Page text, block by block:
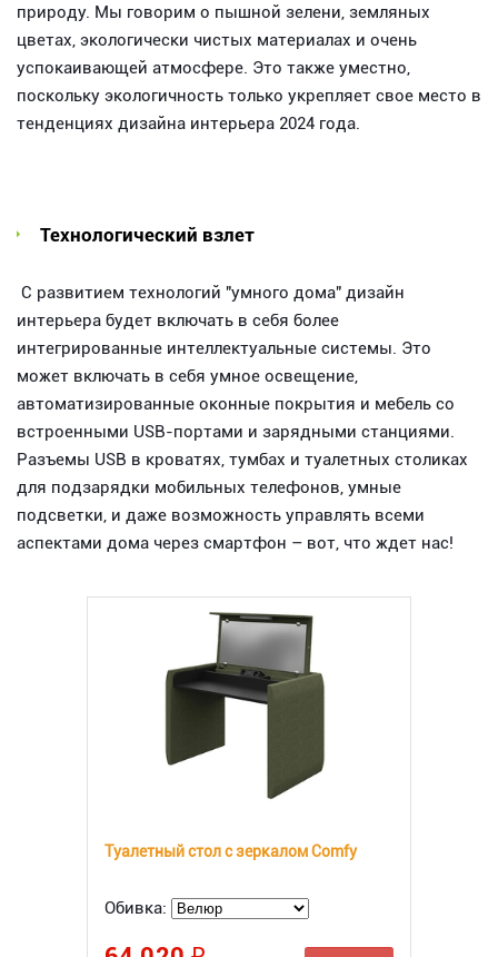
природу. Мы говорим о пышной зелени, земляных
цветах, экологически чистых материалах и очень
успокаивающей атмосфере. Это также уместно,
поскольку экологичность только укрепляет свое место в
тенденциях дизайна интерьера 2024 года.
Технологический взлет
С развитием технологий "умного дома" дизайн
интерьера будет включать в себя более
интегрированные интеллектуальные системы. Это
может включать в себя умное освещение,
автоматизированные оконные покрытия и мебель со
встроенными USB-портами и зарядными станциями.
Разъемы USB в кроватях, тумбах и туалетных столиках
для подзарядки мобильных телефонов, умные
подсветки, и даже возможность управлять всеми
аспектами дома через смартфон – вот, что ждет нас!
Туалетный стол с зеркалом Comfy
Обивка: